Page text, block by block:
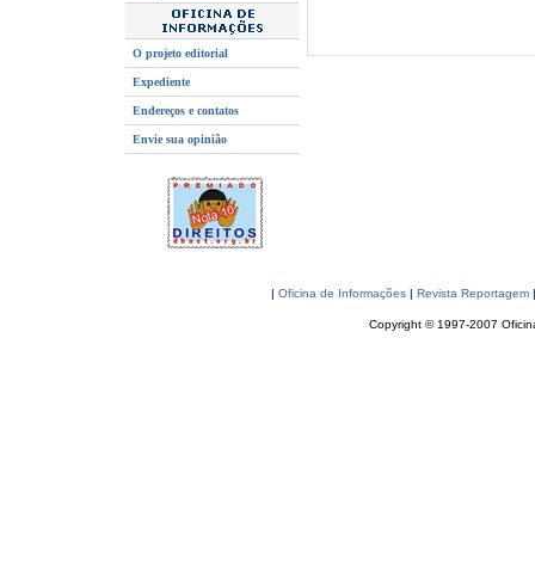
O projeto editorial
Expediente
Endereços e contatos
Envie sua opinião
| Oficina de Informações | Revista Reportagem
Copyright © 1997-2007